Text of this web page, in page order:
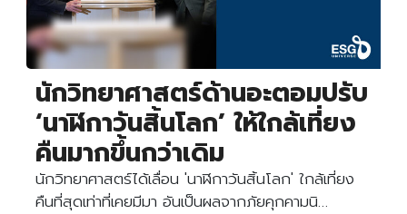
นักวิทยาศาสตร์ด้านอะตอมปรับ
‘นาฬิกาวันสิ้นโลก’ ให้ใกล้เที่ยง
คืนมากขึ้นกว่าเดิม
นักวิทยาศาสตร์ได้เลื่อน 'นาฬิกาวันสิ้นโลก' ใกล้เที่ยง
คืนที่สุดเท่าที่เคยมีมา อันเป็นผลจากภัยคุกคามนิ…